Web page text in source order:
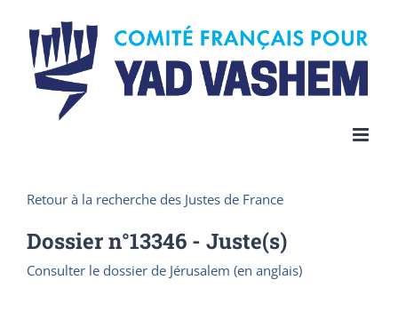
content
Retour à la recherche des Justes de France
Dossier n°13346 - Juste(s)
Consulter le dossier de Jérusalem (en anglais)